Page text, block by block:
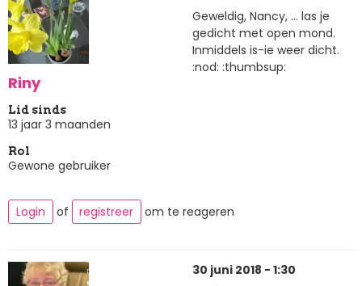
Riny
Lid sinds
13 jaar 3 maanden
Rol
Gewone gebruiker
Geweldig, Nancy, ... las je
gedicht met open mond.
Inmiddels is-ie weer dicht.
:nod: :thumbsup:
Login of registreer om te reageren
30 juni 2018 - 1:30